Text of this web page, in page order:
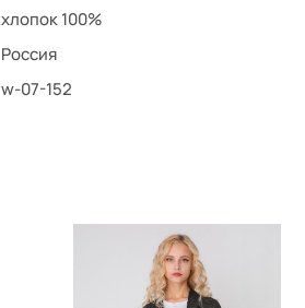
хлопок 100%
Россия
w-07-152